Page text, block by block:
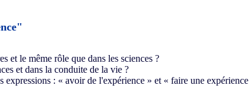
et le même rôle que dans les sciences ?
et dans la conduite de la vie ?
expressions : « avoir de l'expérience » et « faire une